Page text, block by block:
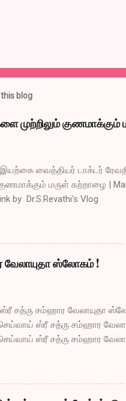
blog
முற்றிலும் குணமாக்கும்
இயற்கை வைத்தியர் டாக்டர்
மருள் கற்றாழை |
by Dr.S.Revathi's Vlog
வேலாயுதா ஸ்லோகம் !
ஸ்ரீ சத்ரு சம்ஹார வேலாயுதா
ஸ்ரீ சத்ரு சம்ஹார
ஸ்ரீ சத்ரு சம்ஹார
அகல வேண்டும் ஸ்ரீ சத்ரு சம்ஹார
ஸ்ரீ சத்ரு சம்ஹார
ஸ்ரீ சத்ரு சம்ஹார